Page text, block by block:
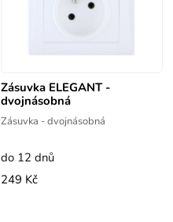
Zásuvka ELEGANT -
dvojnásobná
Zásuvka - dvojnásobná
do 12 dnů
249 Kč